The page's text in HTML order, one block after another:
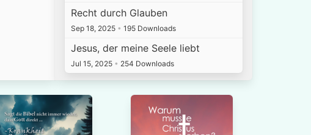
Recht durch Glauben
Sep 18, 2025 • 195 Downloads
Jesus, der meine Seele liebt
Jul 15, 2025 • 254 Downloads